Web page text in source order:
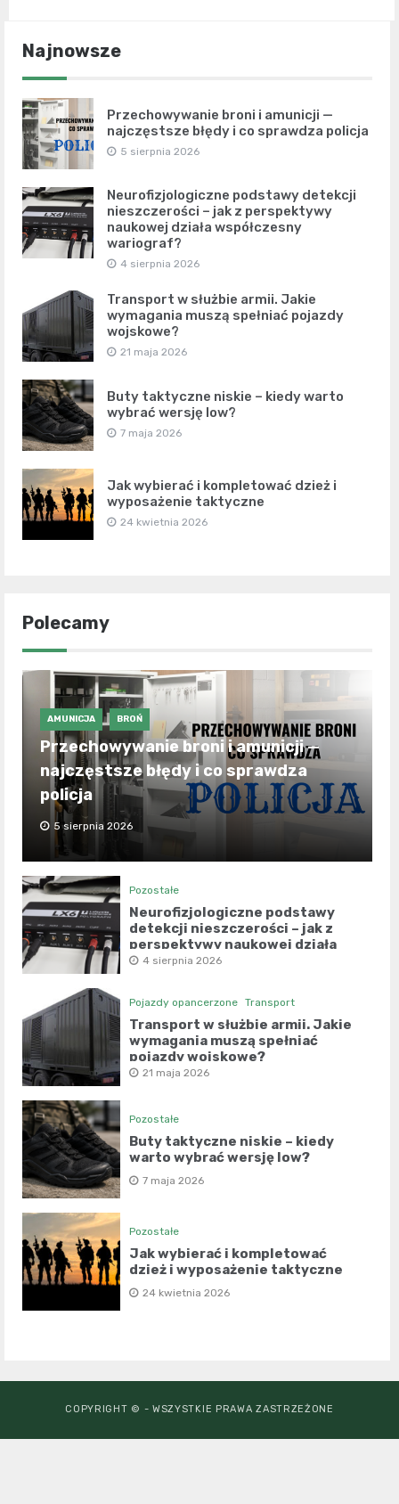
Najnowsze
Przechowywanie broni i amunicji —
najczęstsze błędy i co sprawdza policja
5 sierpnia 2026
Neurofizjologiczne podstawy detekcji
nieszczerości – jak z perspektywy
naukowej działa współczesny
wariograf?
4 sierpnia 2026
Transport w służbie armii. Jakie
wymagania muszą spełniać pojazdy
wojskowe?
21 maja 2026
Buty taktyczne niskie – kiedy warto
wybrać wersję low?
7 maja 2026
Jak wybierać i kompletować dzież i
wyposażenie taktyczne
24 kwietnia 2026
Polecamy
AMUNICJA BROŃ
Przechowywanie broni i amunicji —
najczęstsze błędy i co sprawdza
policja
5 sierpnia 2026
Pozostałe
Neurofizjologiczne podstawy
detekcji nieszczerości – jak z
perspektywy naukowej działa
współczesny wariograf?
4 sierpnia 2026
Pojazdy opancerzone Transport
Transport w służbie armii. Jakie
wymagania muszą spełniać
pojazdy wojskowe?
21 maja 2026
Pozostałe
Buty taktyczne niskie – kiedy
warto wybrać wersję low?
7 maja 2026
Pozostałe
Jak wybierać i kompletować
dzież i wyposażenie taktyczne
24 kwietnia 2026
COPYRIGHT © - WSZYSTKIE PRAWA ZASTRZEŻONE